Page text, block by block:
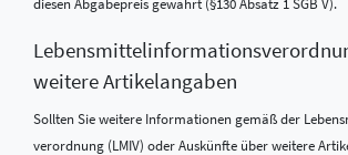
weitere Artikelangaben
Sollten Sie weitere Informationen gemäß der
verordnung (LMIV) oder Auskünfte über weitere